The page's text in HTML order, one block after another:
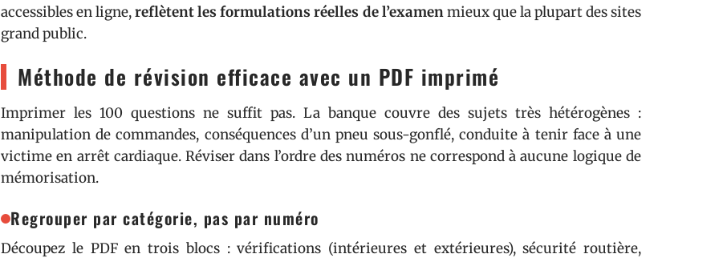
accessibles en ligne,reflètent les formulations réelles de l’examenmieux que la plupart des sites
grand public.
Méthode de révision efficace avec un PDF imprimé
Imprimer les 100 questions ne suffit pas. La banque couvre des sujets très hétérogènes :
manipulation de commandes, conséquences d’un pneu sous-gonflé, conduite à tenir face à une
victime en arrêt cardiaque. Réviser dans l’ordre des numéros ne correspond à aucune logique de
mémorisation.
Regrouper par catégorie, pas par numéro
Découpez le PDF en trois blocs : vérifications (intérieures et extérieures), sécurité routière,